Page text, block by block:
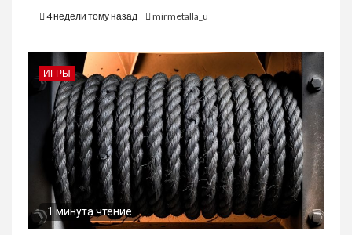
4 недели тому назад mirmetalla_u
ИГРЫ
1 минута чтение